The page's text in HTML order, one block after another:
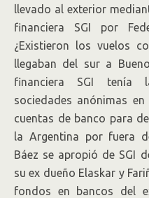
llevado al exterior
financiera SGI por
¿Existieron los vuelos
llegaban del sur a
financiera SGI tenía
sociedades anónimas
cuentas de banco para
la Argentina por fuera
Báez se apropió de SGI
su ex dueño Elaskar y
fondos en bancos del